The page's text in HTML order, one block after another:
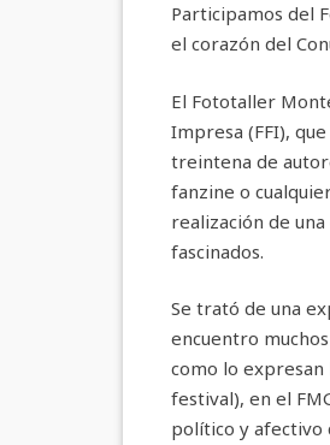
Participamos del
el corazón del
El Fototaller
Impresa (FFI),
treintena de
fanzine o
realización de
fascinados.
Se trató de una
encuentro
como lo
festival), en el
político y afectivo